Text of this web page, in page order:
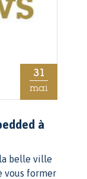
31
mai
à
belle ville
vous former